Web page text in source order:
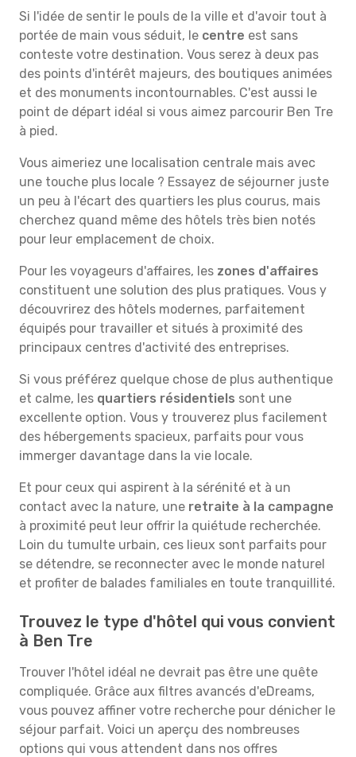
Si l'idée de sentir le pouls de la ville et d'avoir tout à
portée de main vous séduit, le centre est sans
conteste votre destination. Vous serez à deux pas
des points d'intérêt majeurs, des boutiques animées
et des monuments incontournables. C'est aussi le
point de départ idéal si vous aimez parcourir Ben Tre
à pied.
Vous aimeriez une localisation centrale mais avec
une touche plus locale ? Essayez de séjourner juste
un peu à l'écart des quartiers les plus courus, mais
cherchez quand même des hôtels très bien notés
pour leur emplacement de choix.
Pour les voyageurs d'affaires, les zones d'affaires
constituent une solution des plus pratiques. Vous y
découvrirez des hôtels modernes, parfaitement
équipés pour travailler et situés à proximité des
principaux centres d'activité des entreprises.
Si vous préférez quelque chose de plus authentique
et calme, les quartiers résidentiels sont une
excellente option. Vous y trouverez plus facilement
des hébergements spacieux, parfaits pour vous
immerger davantage dans la vie locale.
Et pour ceux qui aspirent à la sérénité et à un
contact avec la nature, une retraite à la campagne
à proximité peut leur offrir la quiétude recherchée.
Loin du tumulte urbain, ces lieux sont parfaits pour
se détendre, se reconnecter avec le monde naturel
et profiter de balades familiales en toute tranquillité.
Trouvez le type d'hôtel qui vous convient
à Ben Tre
Trouver l'hôtel idéal ne devrait pas être une quête
compliquée. Grâce aux filtres avancés d'eDreams,
vous pouvez affiner votre recherche pour dénicher le
séjour parfait. Voici un aperçu des nombreuses
options qui vous attendent dans nos offres